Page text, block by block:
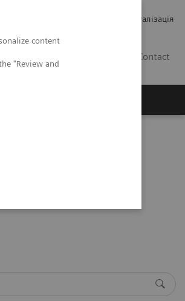
content
"Review and
Медична візуалізація
Contact